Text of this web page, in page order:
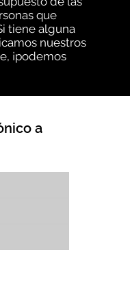
que
tiene alguna
nuestros
¡podemos
a